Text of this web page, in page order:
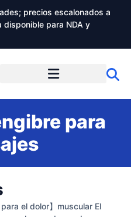
precios escalonados a
para NDA y
para
el dolor】muscular El